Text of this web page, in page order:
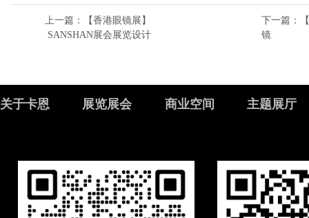
上一篇 ：【香港眼镜展】
SANSHAN展会展览设计
下一篇 ：
镜
关于卡恩 展览展会 商业空间 主题展厅